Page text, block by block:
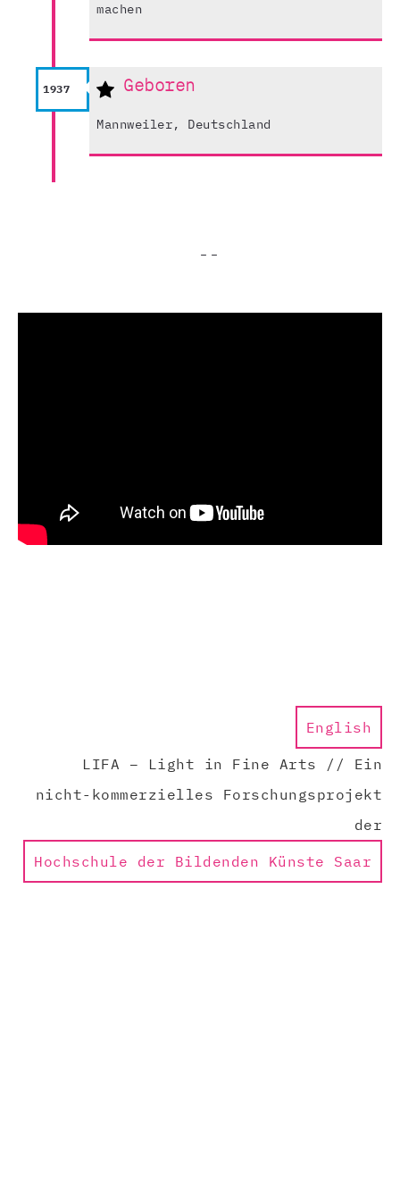
machen
1937 Geboren
Mannweiler, Deutschland
English
LIFA – Light in Fine Arts // Ein
nicht-kommerzielles Forschungsprojekt
der
Hochschule der Bildenden Künste Saar